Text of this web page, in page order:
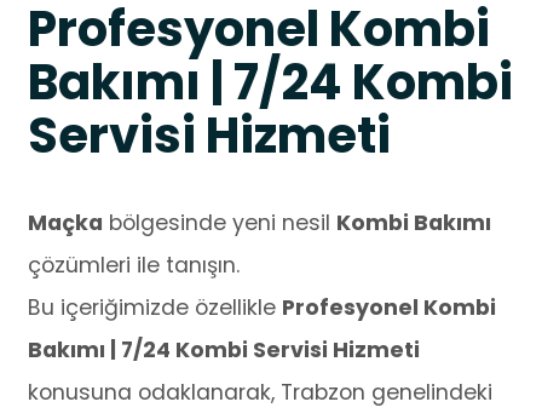
Profesyonel Kombi
Bakımı | 7/24 Kombi
Servisi Hizmeti
Maçka bölgesinde yeni nesil Kombi Bakımı
çözümleri ile tanışın.
Bu içeriğimizde özellikle Profesyonel Kombi
Bakımı | 7/24 Kombi Servisi Hizmeti
konusuna odaklanarak, Trabzon genelindeki